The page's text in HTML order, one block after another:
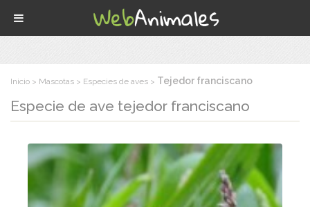
Inicio Mascotas Especies de aves Tejedor franciscano
Especie de ave tejedor franciscano